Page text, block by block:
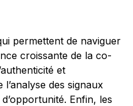
permettent de naviguer
croissante de la co-
et
des signaux
Enfin, les